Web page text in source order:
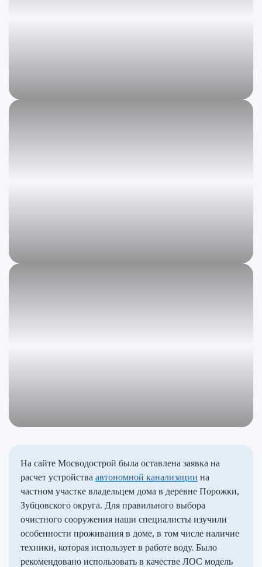
На сайте Мосводострой была оставлена заявка на
расчет устройства автономной канализации на
частном участке владельцем дома в деревне Порожки,
Зубцовского округа. Для правильного выбора
очистного сооружения наши специалисты изучили
особенности проживания в доме, в том числе наличие
техники, которая использует в работе воду. Было
рекомендовано использовать в качестве ЛОС модель